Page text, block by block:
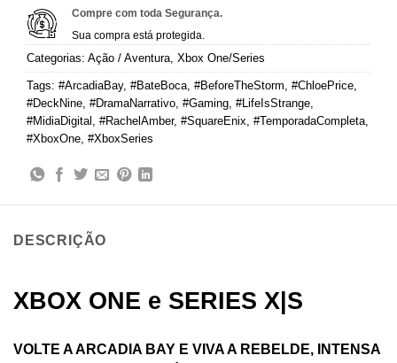
Compre com toda Segurança.
Sua compra está protegida.
Categorias: Ação / Aventura Xbox One/Series
Tags: #ArcadiaBay, #BateBoca #BeforeTheStorm #ChloePrice
#DeckNine #DramaNarrativo #Gaming #LifeIsStrange
#MidiaDigital
#RachelAmber, #SquareEnix #TemporadaCompleta
#XboxOne #XboxSeries
DESCRIÇÃO
XBOX ONE e SERIES X|S
VOLTE A ARCADIA BAY E VIVA A REBELDE, INTENSA